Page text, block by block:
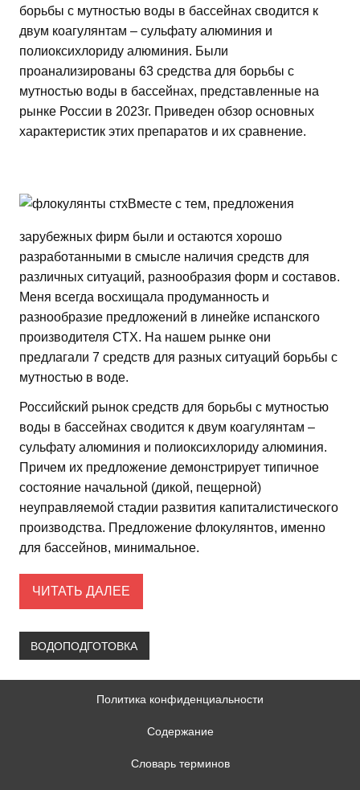
борьбы с мутностью воды в бассейнах сводится к
двум коагулянтам – сульфату алюминия и
полиоксихлориду алюминия. Были
проанализированы 63 средства для борьбы с
мутностью воды в бассейнах, представленные на
рынке России в 2023г. Приведен обзор основных
характеристик этих препаратов и их сравнение.
Вместе с тем, предложения
зарубежных фирм были и остаются хорошо
разработанными в смысле наличия средств для
различных ситуаций, разнообразия форм и составов.
Меня всегда восхищала продуманность и
разнообразие предложений в линейке испанского
производителя СТХ. На нашем рынке они
предлагали 7 средств для разных ситуаций борьбы с
мутностью в воде.
Российский рынок средств для борьбы с мутностью
воды в бассейнах сводится к двум коагулянтам –
сульфату алюминия и полиоксихлориду алюминия.
Причем их предложение демонстрирует типичное
состояние начальной (дикой, пещерной)
неуправляемой стадии развития капиталистического
производства. Предложение флокулянтов, именно
для бассейнов, минимальное.
ЧИТАТЬ ДАЛЕЕ
ВОДОПОДГОТОВКА
Политика конфиденциальности
Содержание
Словарь терминов